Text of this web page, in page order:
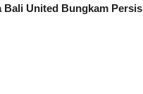
Bali United Bungkam Persis